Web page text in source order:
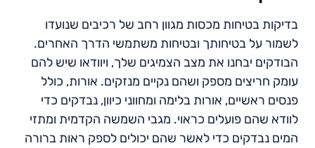
בדיקות בטיחות מכסות מגוון רחב של רכיבים שנועדו
לשמור על בטיחותך ובטיחות משתמשי הדרך האחרים.
הבודקים יבחנו את מצב הצמיגים שלך, ויוודאו שיש להם
עומק חריצים מספק ושהם נקיים מנזקים. אורות, כולל
פנסים ראשיים, אורות בלימה ומחווני כיוון, נבדקים כדי
לוודא שהם פועלים כראוי. מגבי השמשה הקדמית ומתזי
המים נבדקים כדי לאשר שהם יכולים לספק ראות ברורה